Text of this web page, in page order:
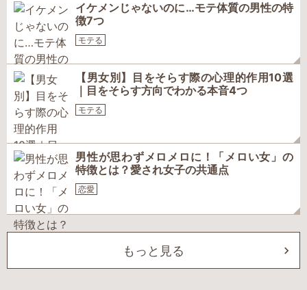
イケメンじゃないのに…モテ体質の男性の特
徴7つ
モテる
【男女別】目をそらす際の心理的作用10選
｜目をそらす方向でわかる本音4つ
モテる
男性が思わずメロメロに！「メロい女」の
特徴とは？愛され女子の共通点
恋愛
もっと見る